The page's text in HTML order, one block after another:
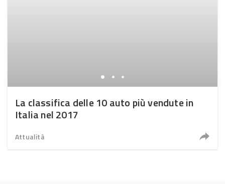
La classifica delle 10 auto più vendute in
Italia nel 2017
Attualità